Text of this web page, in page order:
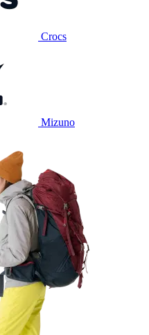
Crocs
Mizuno